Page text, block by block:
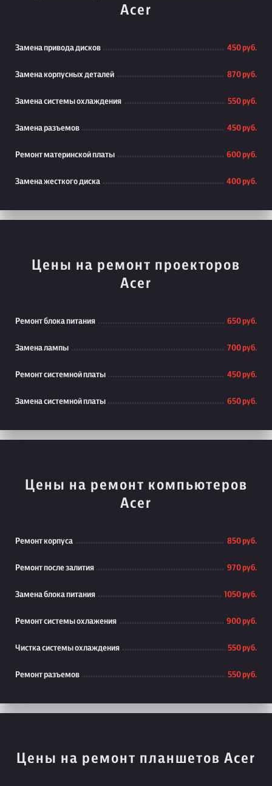
Acer
Замена привода дисков 450 руб.
Замена корпусных деталей 870 руб.
Замена системы охлаждения 550 руб.
Замена разъемов 450 руб.
Ремонт материнской платы 600 руб.
Замена жесткого диска 400 руб.
Цены на ремонт проекторов
Acer
Ремонт блока питания 650 руб.
Замена лампы 700 руб.
Ремонт системной платы 450 руб.
Замена системной платы 650 руб.
Цены на ремонт компьютеров
Acer
Ремонт корпуса 850 руб.
Ремонт после залития 970 руб.
Замена блока питания 1050 руб.
Ремонт системы охлажения 900 руб.
Чистка системы охлаждения 550 руб.
Ремонт разъемов 550 руб.
Цены на ремонт планшетов Acer